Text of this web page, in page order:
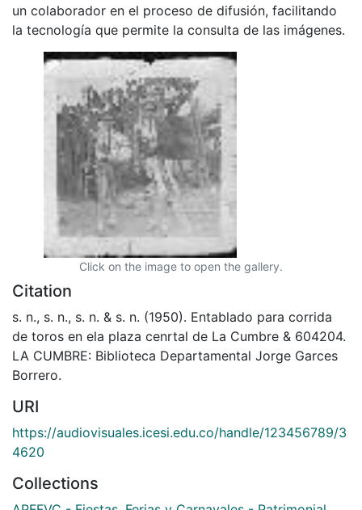
un colaborador en el proceso de difusión, facilitando
la tecnología que permite la consulta de las imágenes.
Click on the image to open the gallery.
Citation
s. n., s. n., s. n. & s. n. (1950). Entablado para corrida
de toros en ela plaza cenrtal de La Cumbre & 604204.
LA CUMBRE: Biblioteca Departamental Jorge Garces
Borrero.
URI
https://audiovisuales.icesi.edu.co/handle/123456789/3
4620
Collections